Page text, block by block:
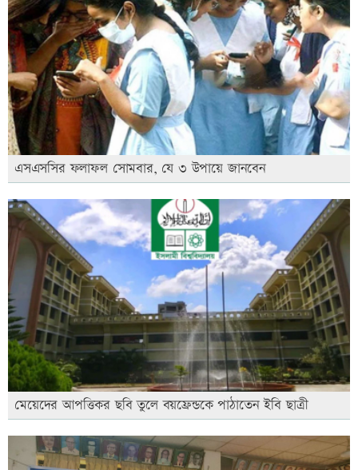
এসএসসির ফলাফল সোমবার, যে ৩ উপায়ে জানবেন
মেয়েদের আপত্তিকর ছবি তুলে বয়ফ্রেন্ডকে পাঠাতেন ইবি ছাত্রী